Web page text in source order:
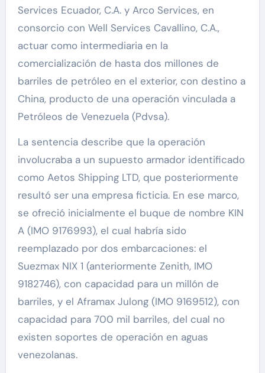
Services Ecuador, C.A. y Arco Services, en
consorcio con Well Services Cavallino, C.A.,
actuar como intermediaria en la
comercialización de hasta dos millones de
barriles de petróleo en el exterior, con destino a
China, producto de una operación vinculada a
Petróleos de Venezuela (Pdvsa).
La sentencia describe que la operación
involucraba a un supuesto armador identificado
como Aetos Shipping LTD, que posteriormente
resultó ser una empresa ficticia. En ese marco,
se ofreció inicialmente el buque de nombre KIN
A (IMO 9176993), el cual habría sido
reemplazado por dos embarcaciones: el
Suezmax NIX 1 (anteriormente Zenith, IMO
9182746), con capacidad para un millón de
barriles, y el Aframax Julong (IMO 9169512), con
capacidad para 700 mil barriles, del cual no
existen soportes de operación en aguas
venezolanas.